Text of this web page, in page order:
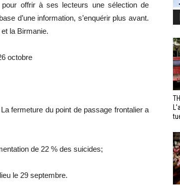
pour offrir à ses lecteurs une sélection de
d’une information, s’enquérir plus avant.
la Birmanie.
octobre
fermeture du point de passage frontalier a
de 22 % des suicides;
le 29 septembre.